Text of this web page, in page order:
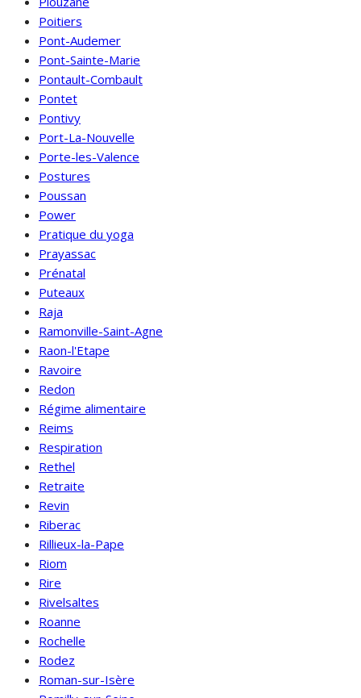
Poitiers
Pont-Audemer
Pont-Sainte-Marie
Pontault-Combault
Pontet
Pontivy
Port-La-Nouvelle
Porte-les-Valence
Postures
Poussan
Power
Pratique du yoga
Prayassac
Prénatal
Puteaux
Raja
Ramonville-Saint-Agne
Raon-l'Etape
Ravoire
Redon
Régime alimentaire
Reims
Respiration
Rethel
Retraite
Revin
Riberac
Rillieux-la-Pape
Riom
Rire
Rivelsaltes
Roanne
Rochelle
Rodez
Roman-sur-Isère